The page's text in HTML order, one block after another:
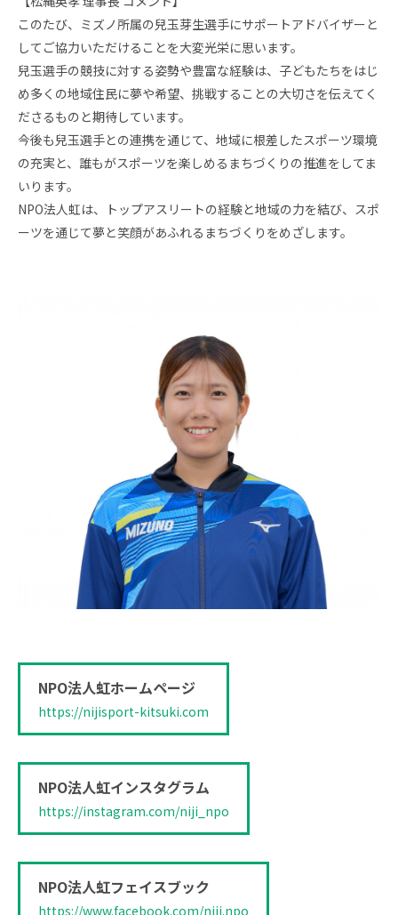
このたび、ミズノ所属の兒玉芽生選手にサポートアドバイザーと
してご協力いただけることを大変光栄に思います。
兒玉選手の競技に対する姿勢や豊富な経験は、子どもたちをはじ
め多くの地域住民に夢や希望、挑戦することの大切さを伝えてく
ださるものと期待しています。
今後も兒玉選手との連携を通じて、地域に根差したスポーツ環境
の充実と、誰もがスポーツを楽しめるまちづくりの推進をしてま
いります。
NPO法人虹は、トップアスリートの経験と地域の力を結び、スポ
ーツを通じて夢と笑顔があふれるまちづくりをめざします。
NPO法人虹ホームページ
https://nijisport-kitsuki.com
NPO法人虹インスタグラム
https://instagram.com/niji_npo
NPO法人虹フェイスブック
https://www.facebook.com/niji.npo